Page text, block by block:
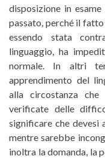
disposizione in
passato, perché il
essendo stata
linguaggio, ha
normale. In altri
apprendimento del
alla circostanza
verificate delle
significare che devesi
mentre sarebbe
inoltra la domanda, la